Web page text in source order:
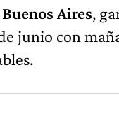
Aires,
junio con